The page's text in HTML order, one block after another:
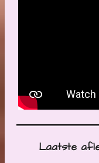
Laatste